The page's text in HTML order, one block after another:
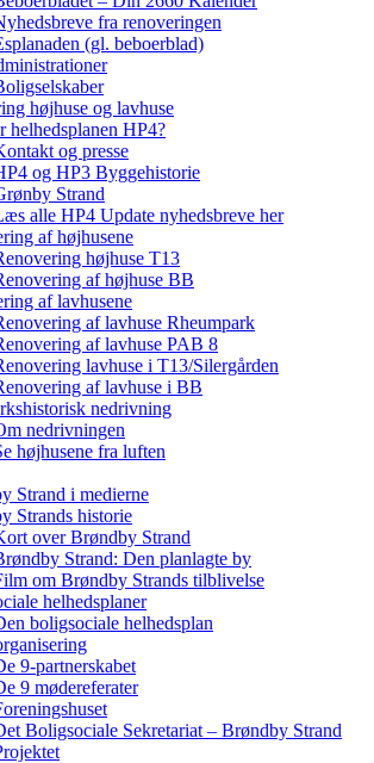
fra renoveringen
(gl. beboerblad)
højhuse og lavhuse
helhedsplanen HP4?
og presse
og HP3 Byggehistorie
Strand
alle HP4 Update nyhedsbreve her
af højhusene
højhuse T13
af højhuse BB
af lavhusene
af lavhuse Rheumpark
af lavhuse PAB 8
lavhuse i T13/Silergården
af lavhuse i BB
nedrivning
nedrivningen
højhusene fra luften
Strand i medierne
Strands historie
over Brøndby Strand
Strand: Den planlagte by
om Brøndby Strands tilblivelse
helhedsplaner
boligsociale helhedsplan
9-partnerskabet
9 mødereferater
Boligsociale Sekretariat – Brøndby Strand